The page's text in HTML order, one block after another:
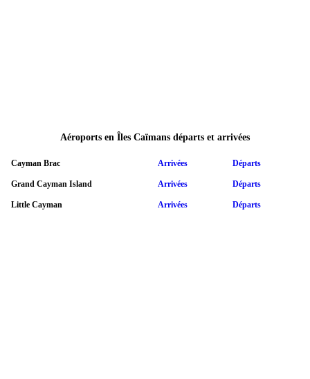
Aéroports en Îles Caïmans départs et arrivées
Cayman Brac Arrivées Départs
Grand Cayman Island Arrivées Départs
Little Cayman Arrivées Départs